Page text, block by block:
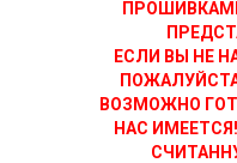
ЕСЛИ ВЫ НЕ
ВОЗМОЖНО
НАС